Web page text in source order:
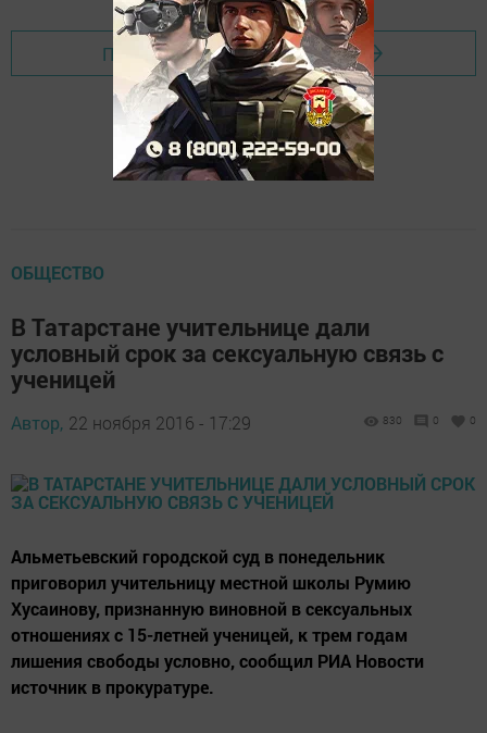
Перейти на страницу новости
ОБЩЕСТВО
В Татарстане учительнице дали
условный срок за сексуальную связь с
ученицей
Автор, 22 ноября 2016 - 17:29 830 0 0
Альметьевский городской суд в понедельник
приговорил учительницу местной школы Румию
Хусаинову, признанную виновной в сексуальных
отношениях с 15-летней ученицей, к трем годам
лишения свободы условно, сообщил РИА Новости
источник в прокуратуре.